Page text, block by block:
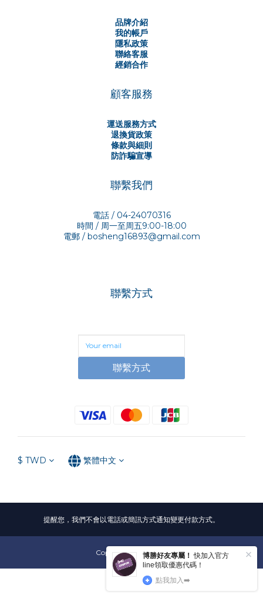
立即購買
品牌介紹
我的帳戶
隱私政策
聯絡客服
經銷合作
顧客服務
運送服務方式
退換貨政策
條款與細則
防詐騙宣導
聯繫我們
電話 / 04-24070316
時間 / 周一至周五9:00-18:00
電郵 / bosheng16893@gmail.com
聯繫方式
聯繫方式
$ TWD 繁體中文
提醒您，我們不會以電話或簡訊方式通知變更付款方式。
Copyright© 博勝生醫